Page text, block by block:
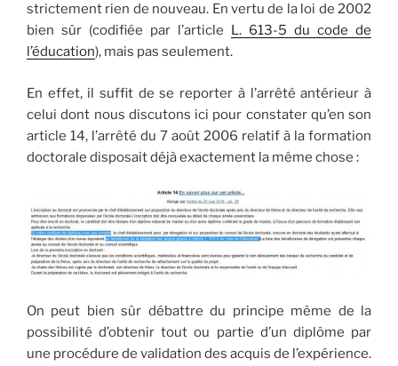
strictement rien de nouveau. En vertu de la loi de 2002
bien sûr (codifiée par l’article
L. 613-5 du code de
l’éducation), mais pas seulement.
En effet, il suffit de se reporter à l’arrêté antérieur à
celui dont nous discutons ici pour constater qu’en son
article 14, l’arrêté du 7 août 2006 relatif à la formation
doctorale disposait déjà exactement la même chose :
On peut bien sûr débattre du principe même de la
possibilité d’obtenir tout ou partie d’un diplôme par
une procédure de validation des acquis de l’expérience.